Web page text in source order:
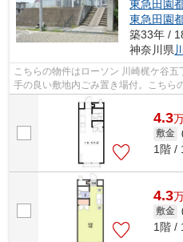
東急田園
東急田園
築33年 /
神奈川県
こちらの物件はローソン 川崎梶ケ谷
手の良い敷地内ごみ置き場付。こちら
どで駅にアクセスできる、立地の良さも
4.3
敷金
1階 /
4.3
敷金
1階 /